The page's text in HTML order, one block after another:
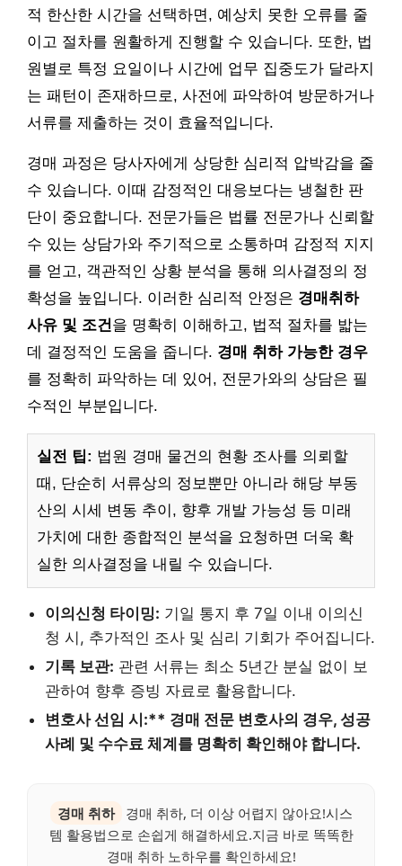
적 한산한 시간을 선택하면, 예상치 못한 오류를 줄
이고 절차를 원활하게 진행할 수 있습니다. 또한, 법
원별로 특정 요일이나 시간에 업무 집중도가 달라지
는 패턴이 존재하므로, 사전에 파악하여 방문하거나
서류를 제출하는 것이 효율적입니다.
경매 과정은 당사자에게 상당한 심리적 압박감을 줄
수 있습니다. 이때 감정적인 대응보다는 냉철한 판
단이 중요합니다. 전문가들은 법률 전문가나 신뢰할
수 있는 상담가와 주기적으로 소통하며 감정적 지지
를 얻고, 객관적인 상황 분석을 통해 의사결정의 정
확성을 높입니다. 이러한 심리적 안정은 경매취하
사유 및 조건을 명확히 이해하고, 법적 절차를 밟는
데 결정적인 도움을 줍니다. 경매 취하 가능한 경우
를 정확히 파악하는 데 있어, 전문가와의 상담은 필
수적인 부분입니다.
실전 팁: 법원 경매 물건의 현황 조사를 의뢰할
때, 단순히 서류상의 정보뿐만 아니라 해당 부동
산의 시세 변동 추이, 향후 개발 가능성 등 미래
가치에 대한 종합적인 분석을 요청하면 더욱 확
실한 의사결정을 내릴 수 있습니다.
이의신청 타이밍: 기일 통지 후 7일 이내 이의신
청 시, 추가적인 조사 및 심리 기회가 주어집니다.
기록 보관: 관련 서류는 최소 5년간 분실 없이 보
관하여 향후 증빙 자료로 활용합니다.
변호사 선임 시:** 경매 전문 변호사의 경우, 성공
사례 및 수수료 체계를 명확히 확인해야 합니다.
경매 취하
경매 취하, 더 이상 어렵지 않아요!시스
템 활용법으로 손쉽게 해결하세요.지금 바로 똑똑한
경매 취하 노하우를 확인하세요!